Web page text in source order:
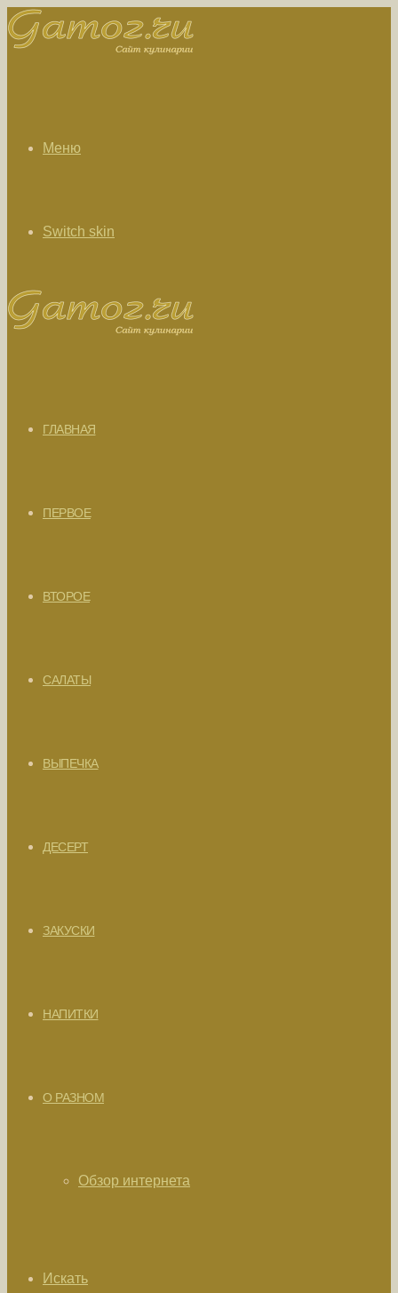
Меню
Switch skin
ГЛАВНАЯ
ПЕРВОЕ
ВТОРОЕ
САЛАТЫ
ВЫПЕЧКА
ДЕСЕРТ
ЗАКУСКИ
НАПИТКИ
О РАЗНОМ
Обзор интернета
Искать